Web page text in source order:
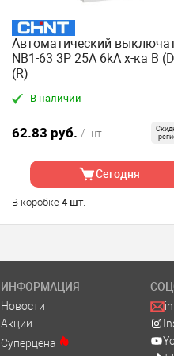
Автоматический
NB1-63 3P 25A 6kA х-ка B
(R)
В наличии
62.83 руб. / шт
Сегодня
В коробке 4 шт.
ИНФОРМАЦИЯ
Новости
Акции
Суперцена